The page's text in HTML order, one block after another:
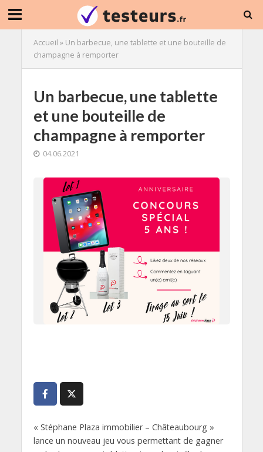
Accueil » Un barbecue, une tablette et une bouteille de
champagne à remporter
Un barbecue, une tablette
et une bouteille de
champagne à remporter
04.06.2021
« Stéphane Plaza immobilier – Châteaubourg »
lance un nouveau jeu vous permettant de gagner